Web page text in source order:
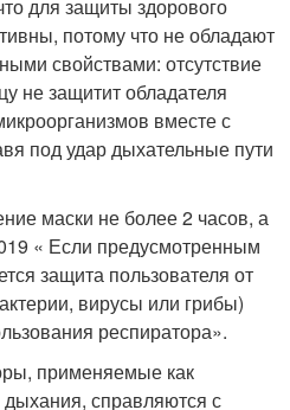
для защиты здорового
потому что не обладают
свойствами: отсутствие
не защитит обладателя
вместе с
под удар дыхательные пути
маски не более 2 часов, а
« Если предусмотренным
защита пользователя от
вирусы или грибы)
респиратора».
применяемые как
справляются с